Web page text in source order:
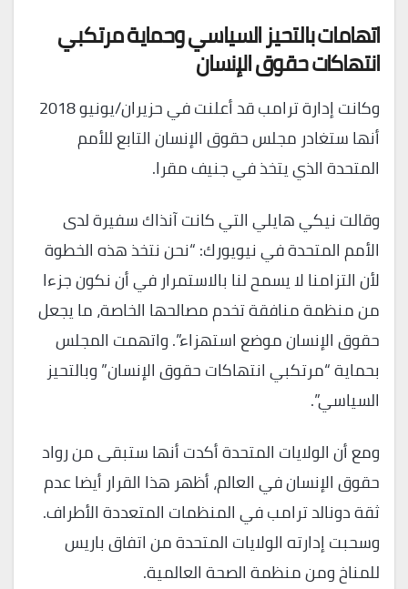
اتهامات بالتحيز السياسي وحماية مرتكبي
انتهاكات حقوق الإنسان
وكانت إدارة ترامب قد أعلنت في حزيران/يونيو 2018
أنها ستغادر مجلس حقوق الإنسان التابع للأمم
المتحدة الذي يتخذ في جنيف مقرا.
وقالت نيكي هايلي التي كانت آنذاك سفيرة لدى
الأمم المتحدة في نيويورك: “نحن نتخذ هذه الخطوة
لأن التزامنا لا يسمح لنا بالاستمرار في أن نكون جزءا
من منظمة منافقة تخدم مصالحها الخاصة، ما يجعل
حقوق الإنسان موضع استهزاء”. واتهمت المجلس
بحماية “مرتكبي انتهاكات حقوق الإنسان” وبالتحيز
السياسي”.
ومع أن الولايات المتحدة أكدت أنها ستبقى من رواد
حقوق الإنسان في العالم، أظهر هذا القرار أيضا عدم
ثقة دونالد ترامب في المنظمات المتعددة الأطراف.
وسحبت إدارته الولايات المتحدة من اتفاق باريس
للمناخ ومن منظمة الصحة العالمية.